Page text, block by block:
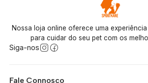
Nossa loja online oferece uma
para cuidar do seu pet com os
Siga-nos
Fale Connosco